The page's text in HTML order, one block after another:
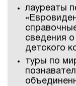
лауреаты
сведения
детского
туры по